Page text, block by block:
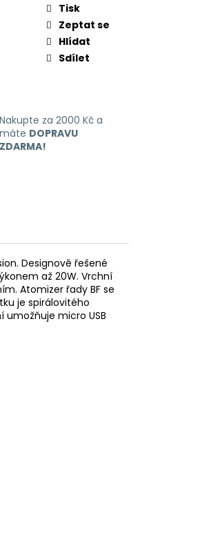
Tisk
Zeptat se
Hlídat
Sdílet
Nakupte za 2000 Kč a
máte DOPRAVU
ZDARMA!
Designově řešené
až 20W. Vrchní
Atomizer řady BF se
je spirálovitého
micro USB